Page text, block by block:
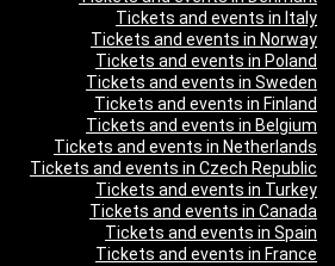
Tickets and events in Italy
Tickets and events in Norway
Tickets and events in Poland
Tickets and events in Sweden
Tickets and events in Finland
Tickets and events in Belgium
Tickets and events in Netherlands
Tickets and events in Czech Republic
Tickets and events in Turkey
Tickets and events in Canada
Tickets and events in Spain
Tickets and events in France